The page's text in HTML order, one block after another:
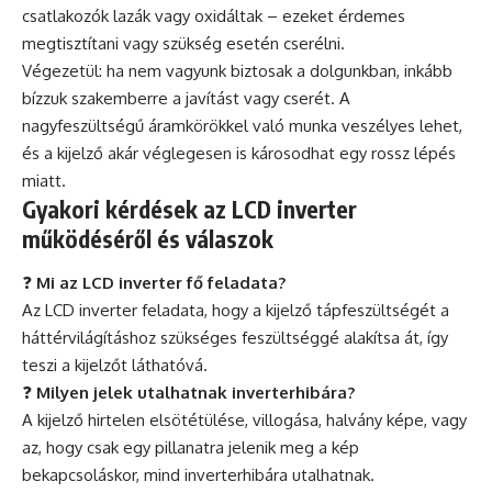
csatlakozók lazák vagy oxidáltak – ezeket érdemes
megtisztítani vagy szükség esetén cserélni.
Végezetül: ha nem vagyunk biztosak a dolgunkban, inkább
bízzuk szakemberre a javítást vagy cserét. A
nagyfeszültségű áramkörökkel való munka veszélyes lehet,
és a kijelző akár véglegesen is károsodhat egy rossz lépés
miatt.
Gyakori kérdések az LCD inverter
működéséről és válaszok
❓ Mi az LCD inverter fő feladata?
Az LCD inverter feladata, hogy a kijelző tápfeszültségét a
háttérvilágításhoz szükséges feszültséggé alakítsa át, így
teszi a kijelzőt láthatóvá.
❓ Milyen jelek utalhatnak inverterhibára?
A kijelző hirtelen elsötétülése, villogása, halvány képe, vagy
az, hogy csak egy pillanatra jelenik meg a kép
bekapcsoláskor, mind inverterhibára utalhatnak.